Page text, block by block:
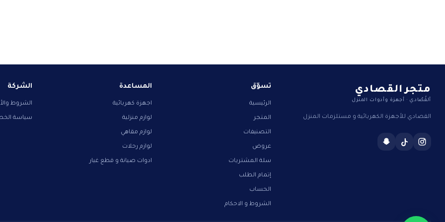
متجر القصادي
ألقُصّادي · أجهزة وأدوات المنزل
القصادي للأجهزة الكهربائية و مستلزمات المنزل
تسوّق
الرئيسية
المتجر
التصنيفات
عروض
سلة المشتريات
إتمام الطلب
الحساب
الشروط و الاحكام
المساعدة
اجهزة كهربائية
لوازم منزلية
لوازم مقاهي
لوازم رحلات
ادوات صيانة و قطع غيار
الشركة
الشروط
سياسة